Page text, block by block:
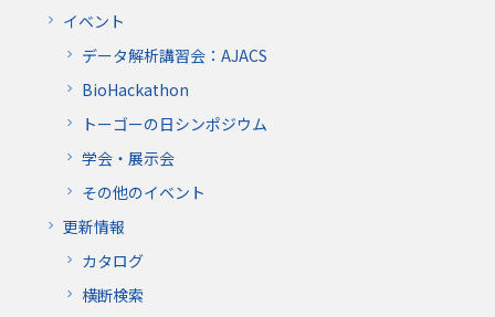
イベント
データ解析講習会：AJACS
BioHackathon
トーゴーの日シンポジウム
学会・展示会
その他のイベント
更新情報
カタログ
横断検索